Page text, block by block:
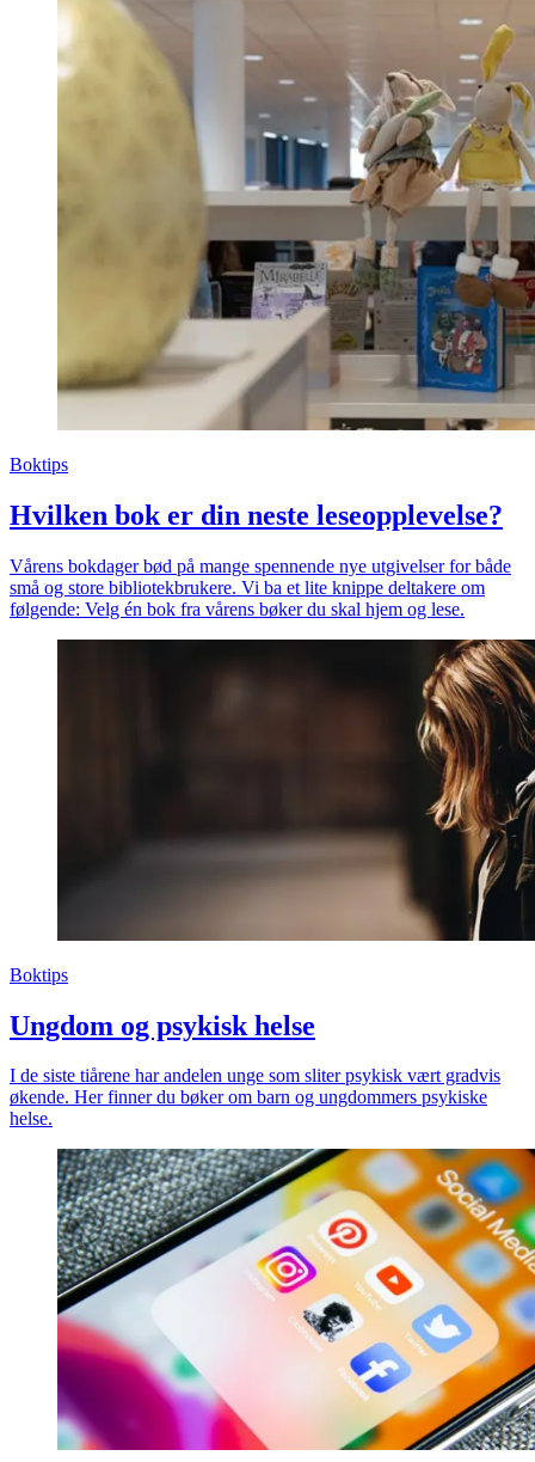
Boktips
Hvilken bok er din neste leseopplevelse?
Vårens bokdager bød på mange spennende nye utgivelser for både
små og store bibliotekbrukere. Vi ba et lite knippe deltakere om
følgende: Velg én bok fra vårens bøker du skal hjem og lese.
Boktips
Ungdom og psykisk helse
I de siste tiårene har andelen unge som sliter psykisk vært gradvis
økende. Her finner du bøker om barn og ungdommers psykiske
helse.